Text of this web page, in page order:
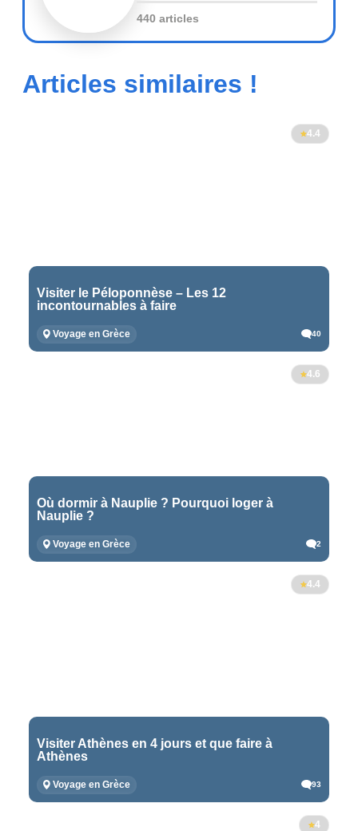
440 articles
Articles similaires !
4.4
Visiter le Péloponnèse – Les 12
incontournables à faire
Voyage en Grèce 40
4.6
Où dormir à Nauplie ? Pourquoi loger à
Nauplie ?
Voyage en Grèce 2
4.4
Visiter Athènes en 4 jours et que faire à
Athènes
Voyage en Grèce 93
4